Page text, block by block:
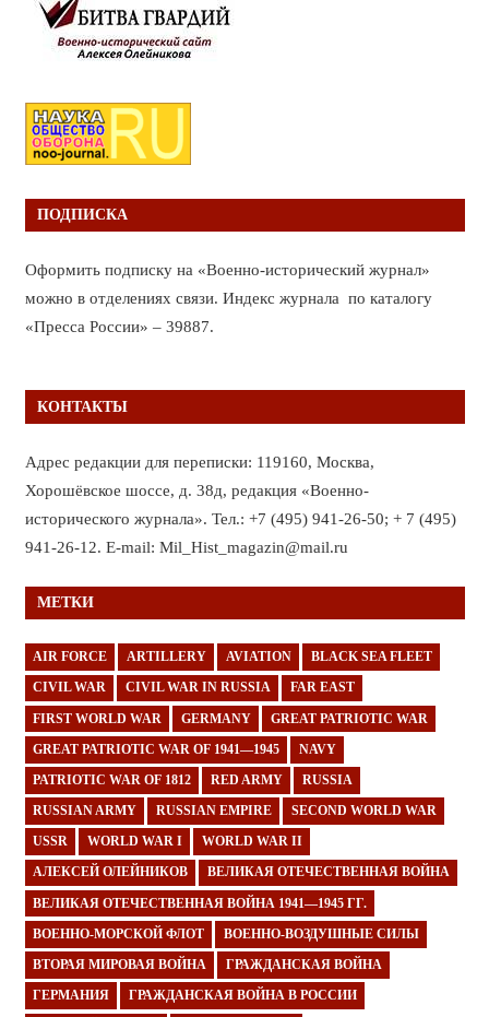
ПОДПИСКА
Оформить подписку на «Военно-исторический журнал»
можно в отделениях связи. Индекс журнала по каталогу
«Пресса России» – 39887.
КОНТАКТЫ
Адрес редакции для переписки: 119160, Москва,
Хорошёвское шоссе, д. 38д, редакция «Военно-
исторического журнала». Тел.: +7 (495) 941-26-50; + 7 (495)
941-26-12. E-mail: Mil_Hist_magazin@mail.ru
МЕТКИ
AIR FORCE ARTILLERY AVIATION BLACK SEA FLEET
CIVIL WAR CIVIL WAR IN RUSSIA FAR EAST
FIRST WORLD WAR GERMANY GREAT PATRIOTIC WAR
GREAT PATRIOTIC WAR OF 1941—1945 NAVY
PATRIOTIC WAR OF 1812 RED ARMY RUSSIA
RUSSIAN ARMY RUSSIAN EMPIRE SECOND WORLD WAR
USSR WORLD WAR I WORLD WAR II
АЛЕКСЕЙ ОЛЕЙНИКОВ ВЕЛИКАЯ ОТЕЧЕСТВЕННАЯ ВОЙНА
ВЕЛИКАЯ ОТЕЧЕСТВЕННАЯ ВОЙНА 1941—1945 ГГ.
ВОЕННО-МОРСКОЙ ФЛОТ ВОЕННО-ВОЗДУШНЫЕ СИЛЫ
ВТОРАЯ МИРОВАЯ ВОЙНА ГРАЖДАНСКАЯ ВОЙНА
ГЕРМАНИЯ ГРАЖДАНСКАЯ ВОЙНА В РОССИИ